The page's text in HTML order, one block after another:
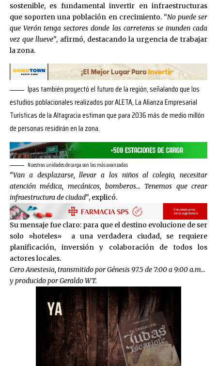
sostenible, es fundamental invertir en infraestructuras
que soporten una población en crecimiento. “No puede ser
que Verón tenga sectores donde las carreteras se inunden cada
vez que llueve”, afirmó, destacando la urgencia de trabajar
la zona.
Ipas también proyectó el futuro de la región, señalando que los
estudios poblacionales realizados por ALETA, La Alianza Empresarial
Turísticas de la Altagracia estiman que para 2036 más de medio millón
de personas residirán en la zona.
Nuestras unidades de carga son las más avanzadas
“Van a desplazarse, llevar a los niños al colegio, necesitar
atención médica, mecánicos, bomberos… Tenemos que crear
infraestructura de ciudad”, explicó.
Su mensaje fue claro: para que el destino evolucione de ser
solo »hoteles» a una verdadera ciudad, se requiere
planificación, inversión y colaboración de todos los
actores locales.
Cero Anestesia, transmitido por Génesis 97.5 de 7:00 a 9:00 a.m…
y producido por Geraldo WT.